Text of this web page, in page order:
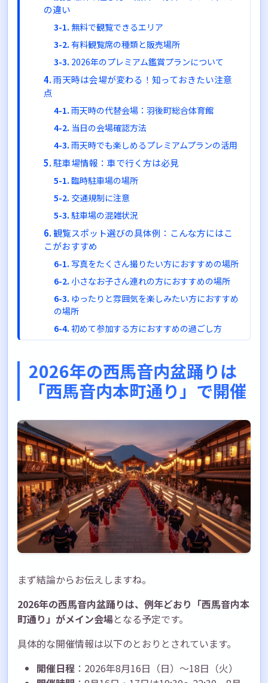
の違い
無料で観覧できるエリア
有料観覧席の種類と販売場所
2026年のプレミアム鑑賞プランについて
雨天時は会場が変わる！知っておきたい注意
点
雨天時の代替会場：羽後町総合体育館
当日の会場確認方法
雨天時でも楽しめるプレミアムプランの活用
駐車場情報：車で行く方は必見
臨時駐車場の場所
交通規制に注意
駐車場の混雑状況
観覧スポット選びの具体例：こんな方にはこ
こがおすすめ
写真をたくさん撮りたい方におすすめの場所
小さなお子さん連れの方におすすめの場所
ゆったりと雰囲気を楽しみたい方におすすめ
の場所
初めて参加する方におすすめの過ごし方
西馬音内盆踊り会館とは
なぜ会館に立ち寄ると良いのか
まとめ：2026年西馬音内盆踊りの場所ガイド
観覧場所の選び方
注意点
西馬音内盆踊りで夏の思い出を
2026年の西馬音内盆踊りは
「西馬音内本町通り」で開催
まず結論からお伝えしますね。
2026年の西馬音内盆踊りは、例年どおり「西馬音内本
町通り」がメイン会場となる予定です。
具体的な開催情報は以下のとおりとされています。
開催日程 ：2026年8月16日（日）～18日（火）